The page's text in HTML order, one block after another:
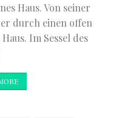
Haus. Von seiner
durch einen offen
Im Sessel des